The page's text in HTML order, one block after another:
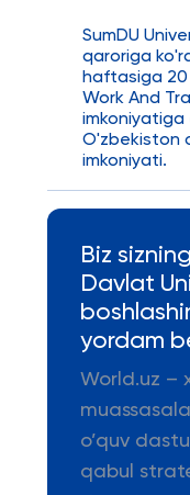
SumDU
qaroriga
haftasiga 20
Work And
imkoniyatiga
O'zbekiston
imkoniyati.
Biz
Davlat
yordam
World.uz –
o’quv
qabul